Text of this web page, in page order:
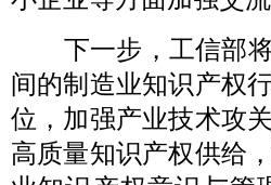
下一步，工信部将
间的制造业知识产权
位，加强产业技术攻
高质量知识产权供给